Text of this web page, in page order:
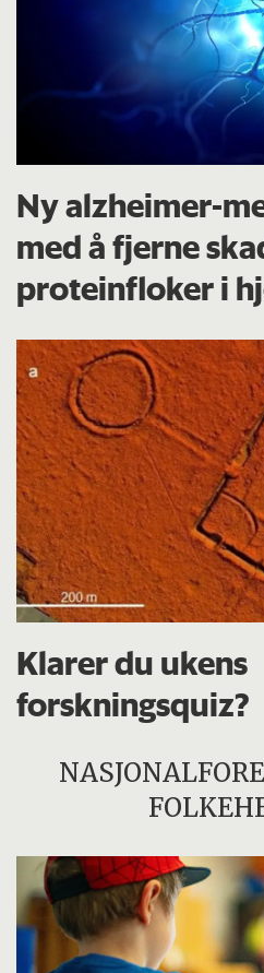
Ny alzheimer-
med å fjerne
proteinfloker i
Klarer du ukens
forskningsquiz?